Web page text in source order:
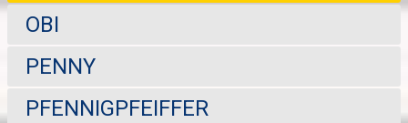
OBI
PENNY
PFENNIGPFEIFFER